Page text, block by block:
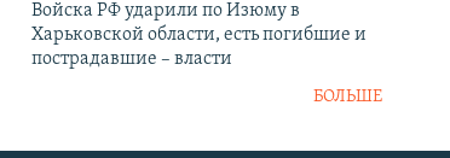
Войска РФ ударили по Изюму в
Харьковской области, есть погибшие и
пострадавшие – власти
БОЛЬШЕ